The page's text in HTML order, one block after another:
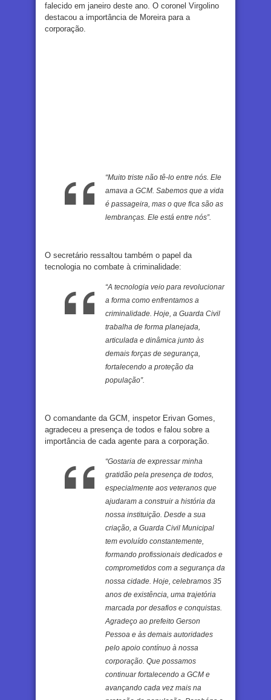
falecido em janeiro deste ano. O coronel Virgolino
destacou a importância de Moreira para a
corporação.
“Muito triste não tê-lo entre nós. Ele
amava a GCM. Sabemos que a vida
é passageira, mas o que fica são as
lembranças. Ele está entre nós”.
O secretário ressaltou também o papel da
tecnologia no combate à criminalidade:
“A tecnologia veio para revolucionar
a forma como enfrentamos a
criminalidade. Hoje, a Guarda Civil
trabalha de forma planejada,
articulada e dinâmica junto às
demais forças de segurança,
fortalecendo a proteção da
população”.
O comandante da GCM, inspetor Erivan Gomes,
agradeceu a presença de todos e falou sobre a
importância de cada agente para a corporação.
“Gostaria de expressar minha
gratidão pela presença de todos,
especialmente aos veteranos que
ajudaram a construir a história da
nossa instituição. Desde a sua
criação, a Guarda Civil Municipal
tem evoluído constantemente,
formando profissionais dedicados e
comprometidos com a segurança da
nossa cidade. Hoje, celebramos 35
anos de existência, uma trajetória
marcada por desafios e conquistas.
Agradeço ao prefeito Gerson
Pessoa e às demais autoridades
pelo apoio contínuo à nossa
corporação. Que possamos
continuar fortalecendo a GCM e
avançando cada vez mais na